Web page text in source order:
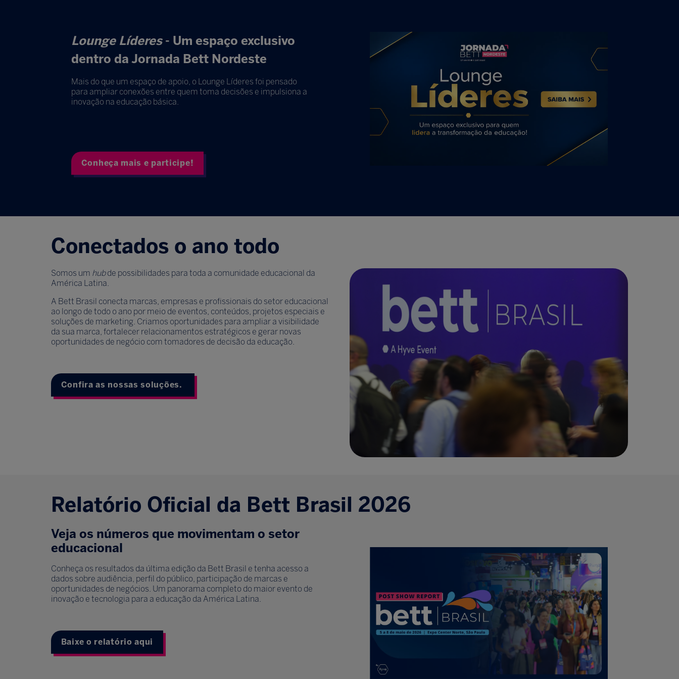
Lounge Líderes- Um espaço exclusivo
dentro da Jornada Bett Nordeste
Mais do que um espaço de apoio, o Lounge Líderes foi pensado
para ampliar conexões entre quem toma decisões e impulsiona a
inovação na educação básica.
Conheça mais e participe!
Conectados o ano todo
Somos um hubde possibilidades para toda a comunidade educacional da
América Latina.
A Bett Brasil conecta marcas, empresas e profissionais do setor educacional
ao longo de todo o ano por meio de eventos, conteúdos, projetos especiais e
soluções de marketing. Criamos oportunidades para ampliar a visibilidade
da sua marca, fortalecer relacionamentos estratégicos e gerar novas
oportunidades de negócio com tomadores de decisão da educação.
Confira as nossas soluções.
Relatório Oficial da Bett Brasil 2026
Veja os números que movimentam o setor
educacional
Conheça os resultados da última edição da Bett Brasil e tenha acesso a
dados sobre audiência, perfil do público, participação de marcas e
oportunidades de negócios. Um panorama completo do maior evento de
inovação e tecnologia para a educação da América Latina.
Baixe o relatório aqui